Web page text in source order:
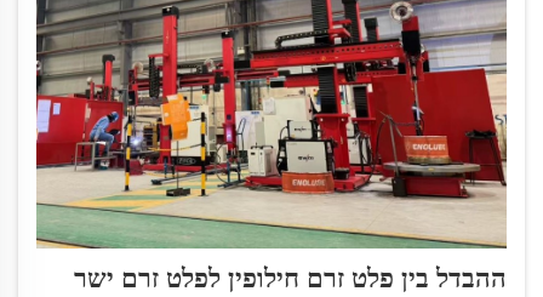
ההבדל בין פלט זרם חילופין לפלט זרם ישר